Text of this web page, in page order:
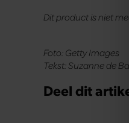
Dit product is niet
Foto: Getty Images
Tekst: Suzanne de
Deel dit